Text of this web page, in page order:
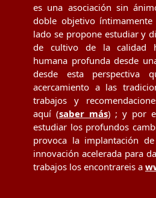
es una asociación sin
doble objetivo
lado se propone estudiar y
de cultivo de la calidad
humana profunda desde
desde esta perspectiva
acercamiento a las
trabajos y
aquí (saber más) ; y por
estudiar los profundos
provoca la implantación
innovación acelerada para
trabajos los encontrareis a